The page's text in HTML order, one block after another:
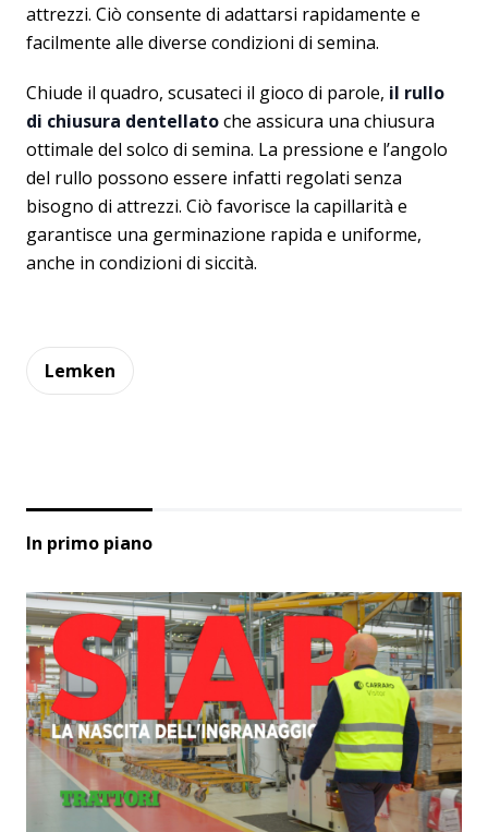
attrezzi. Ciò consente di adattarsi rapidamente e
facilmente alle diverse condizioni di semina.
Chiude il quadro, scusateci il gioco di parole, il rullo
di chiusura dentellatoche assicura una chiusura
ottimale del solco di semina. La pressione e l’angolo
del rullo possono essere infatti regolati senza
bisogno di attrezzi. Ciò favorisce la capillarità e
garantisce una germinazione rapida e uniforme,
anche in condizioni di siccità.
Lemken
In primo piano